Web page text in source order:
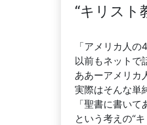
“キリスト
「アメリカ人
以前もネットで
ああーアメリカ
実際はそんな単
「聖書に書い
という考えの“